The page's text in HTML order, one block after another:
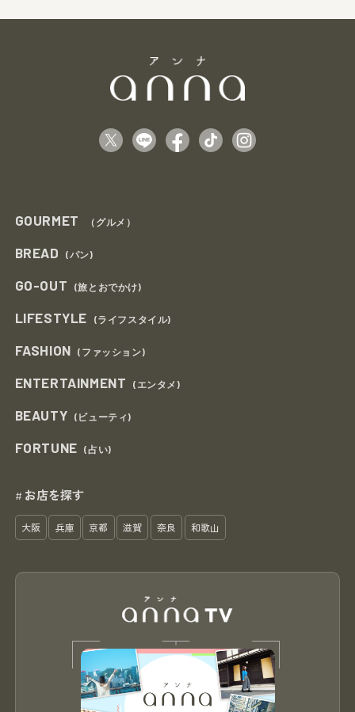
GOURMET （グルメ）
BREAD (パン)
GO-OUT (旅とおでかけ)
LIFESTYLE (ライフスタイル)
FASHION (ファッション)
ENTERTAINMENT (エンタメ)
BEAUTY (ビューティ)
FORTUNE (占い)
# お店を探す
大阪 兵庫 京都 滋賀 奈良 和歌山